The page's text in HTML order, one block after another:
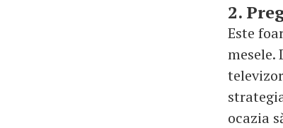
2.
Este
mesele.
ocazia